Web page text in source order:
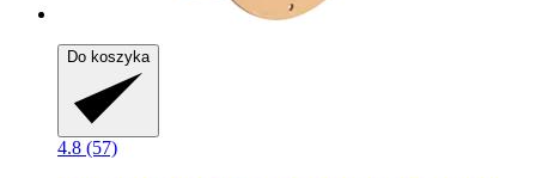
Do koszyka
4.8 (57)